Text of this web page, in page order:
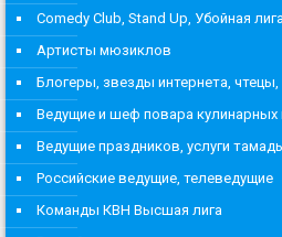
Comedy Club, Stand Up, Убойная лига
Артисты мюзиклов
Блогеры, звезды интернета, чтецы,
Ведущие и шеф повара
Ведущие праздников, услуги
Российские ведущие, телеведущие
Команды КВН Высшая лига